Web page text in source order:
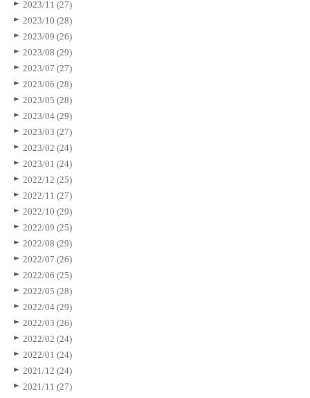
2023/11 (27)
2023/10 (28)
2023/09 (26)
2023/08 (29)
2023/07 (27)
2023/06 (28)
2023/05 (28)
2023/04 (29)
2023/03 (27)
2023/02 (24)
2023/01 (24)
2022/12 (25)
2022/11 (27)
2022/10 (29)
2022/09 (25)
2022/08 (29)
2022/07 (26)
2022/06 (25)
2022/05 (28)
2022/04 (29)
2022/03 (26)
2022/02 (24)
2022/01 (24)
2021/12 (24)
2021/11 (27)